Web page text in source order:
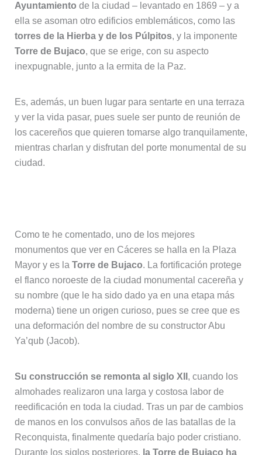
Ayuntamiento de la ciudad – levantado en 1869 – y a
ella se asoman otro edificios emblemáticos, como las
torres de la Hierba y de los Púlpitos, y la imponente
Torre de Bujaco, que se erige, con su aspecto
inexpugnable, junto a la ermita de la Paz.
Es, además, un buen lugar para sentarte en una terraza
y ver la vida pasar, pues suele ser punto de reunión de
los cacereños que quieren tomarse algo tranquilamente,
mientras charlan y disfrutan del porte monumental de su
ciudad.
Como te he comentado, uno de los mejores
monumentos que ver en Cáceres se halla en la Plaza
Mayor y es la Torre de Bujaco. La fortificación protege
el flanco noroeste de la ciudad monumental cacereña y
su nombre (que le ha sido dado ya en una etapa más
moderna) tiene un origen curioso, pues se cree que es
una deformación del nombre de su constructor Abu
Ya’qub (Jacob).
Su construcción se remonta al siglo XII , cuando los
almohades realizaron una larga y costosa labor de
reedificación en toda la ciudad. Tras un par de cambios
de manos en los convulsos años de las batallas de la
Reconquista, finalmente quedaría bajo poder cristiano.
Durante los siglos posteriores, la Torre de Bujaco ha